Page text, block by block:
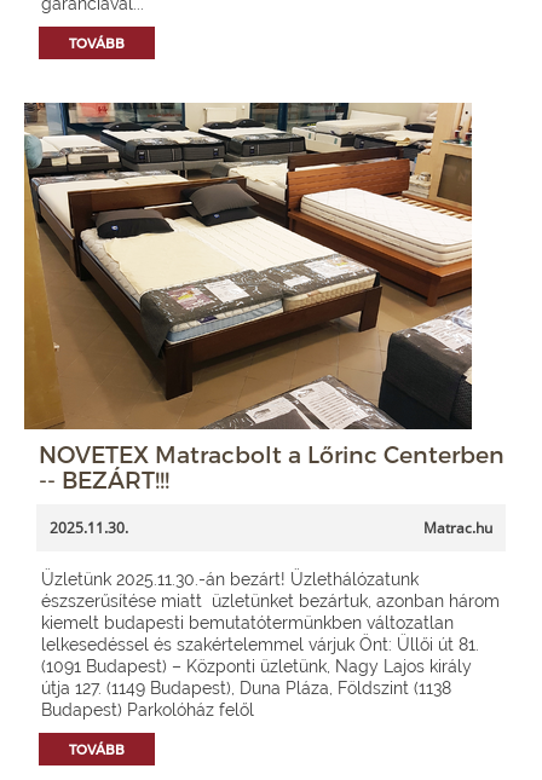
TOVÁBB
NOVETEX Matracbolt a Lőrinc Centerben
-- BEZÁRT!!!
2025.11.30. Matrac.hu
Üzletünk 2025.11.30.-án bezárt! Üzlethálózatunk
észszerűsítése miatt üzletünket bezártuk, azonban három
kiemelt budapesti bemutatótermünkben változatlan
lelkesedéssel és szakértelemmel várjuk Önt: Üllői út 81.
(1091 Budapest) – Központi üzletünk, Nagy Lajos király
útja 127. (1149 Budapest), Duna Pláza, Földszint (1138
Budapest) Parkolóház felől
TOVÁBB